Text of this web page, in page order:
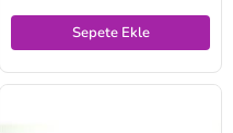
Sepete Ekle